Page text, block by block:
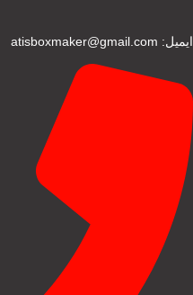
ایمیل: atisboxmaker@gmail.com